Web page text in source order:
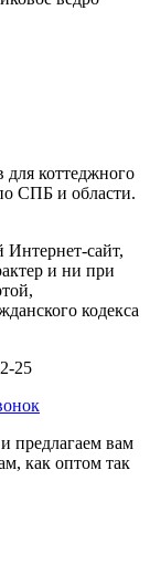
для коттеджного
СПБ и области.
сайт,
и ни при
кодекса
25
предлагаем вам
как оптом так